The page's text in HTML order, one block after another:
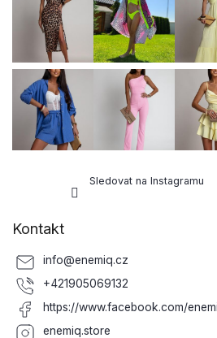
Sledovat na Instagramu
Kontakt
info@enemiq.cz
+421905069132
https://www.facebook.com/
enemiq.store